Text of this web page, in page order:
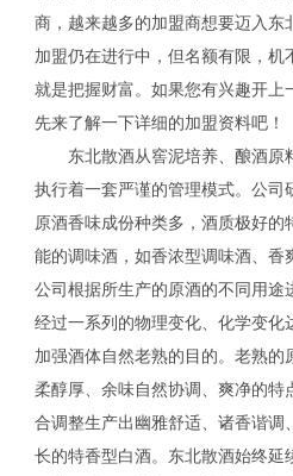
商，越来越多的加盟商想要迈入东
加盟仍在进行中，但名额有限，机
就是把握财富。如果您有兴趣开上
先来了解一下详细的加盟资料吧！
东北散酒从窖泥培养、酿酒原
执行着一套严谨的管理模式。公司
原酒香味成份种类多，酒质极好的
能的调味酒，如香浓型调味酒、香
公司根据所生产的原酒的不同用途
经过一系列的物理变化、化学变化
加强酒体自然老熟的目的。老熟的
柔醇厚、余味自然协调、爽净的特
合调整生产出幽雅舒适、诸香谐调
长的特香型白酒。东北散酒始终延